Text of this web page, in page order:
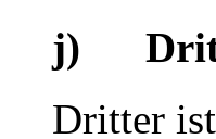
j)
Dritter